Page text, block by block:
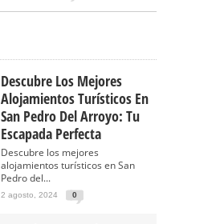
Descubre Los Mejores
Alojamientos Turísticos En
San Pedro Del Arroyo: Tu
Escapada Perfecta
Descubre los mejores
alojamientos turísticos en San
Pedro del...
2 agosto, 2024 0